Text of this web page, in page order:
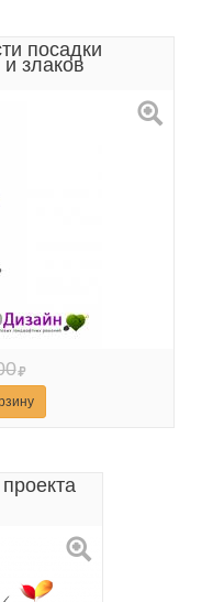
посадки
злаков